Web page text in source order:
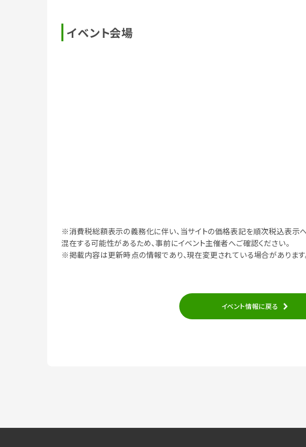
イベント会場
※消費税総額表示の義務化に伴い、当サイトの価格表記を順次税込表示
混在する可能性があるため、事前にイベント主催者へご確認ください。
※掲載内容は更新時点の情報であり、現在変更されている場合があります
イベント情報に戻る